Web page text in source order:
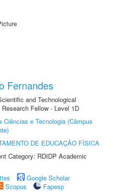
Fernandes
and Technological
Fellow - Level 1D
Ciências e Tecnologia (Câmpus
DE EDUCAÇÃO FÍSICA
Category: RDIDP Academic
Google Scholar
Scopus
Fapesp